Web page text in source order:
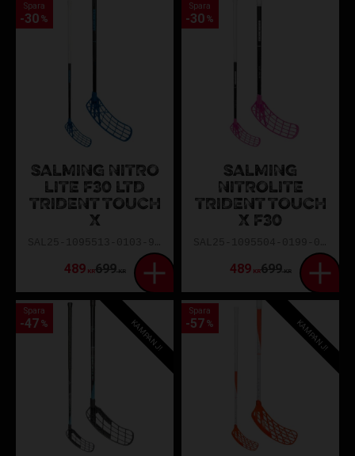
SALMING NITRO
LITE F30 LTD
TRIDENT TOUCH
X
489KR699KR
Spara
30 %
SALMING
NITROLITE
TRIDENT TOUCH
X F30
489KR699KR
Spara
30 %
Spara
47 % KAMPANJ!
Spara
57 % KAMPANJ!